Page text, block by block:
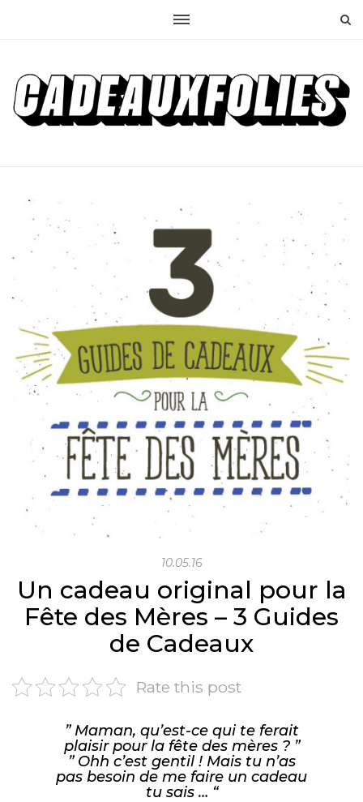
10.05.16
Un cadeau original pour la
Fête des Mères – 3 Guides
de Cadeaux
Rate this post
” Maman, qu’est-ce qui te ferait
plaisir pour la fête des mères ? ”
” Ohh c’est gentil ! Mais tu n’as
pas besoin de me faire un cadeau
tu sais … “